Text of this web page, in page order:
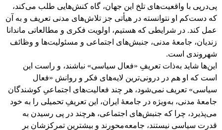
پی‌درپی با واقعیت‌های تلخ این جهان، گاه کنش‌هایی طلب می‌کند،
که دست‌کم او نتوانسته در هیأتی جز تلاش‌های مدنی تعریف و به آن
عمل کند. در شرایطی که هستیم، اولویت فکری و مطالعاتی ماندانا
زندیان، جامعۀ مدنی، جنبش‌های اجتماعی و مسئولیت‌ها و وظائف
شهروندی است.
این‌ها شاید به‌ذات تعریفِ «فعال سیاسی» نباشند، و راست این
است که او هم در درونی‌ترین لایه‌های فکر و روانش «فعال
سیاسی» تعریف نمی‌شود، هر چند فعالیت‌های اجتماعیِ کوشندگان
جامعۀ مدنی، به‌ویژه در جامعۀ ایران، این تعریفِ تحمیلی را به خود
می‌پذیرد، چرا که جنبش‌های اجتماعی، هرچند در پی رسیدن به
قدرت سیاسی نیستند، جامعه‌محورند و بیشترین تمرکزشان بر